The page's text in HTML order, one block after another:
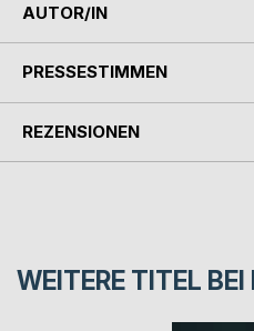
AUTOR/IN
PRESSESTIMMEN
REZENSIONEN
WEITERE TITEL BEI